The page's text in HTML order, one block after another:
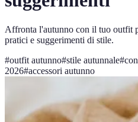
Affronta l'autunno con il tuo outfit
pratici e suggerimenti di stile.
#outfit autunno#stile autunnale#
2026#accessori autunno